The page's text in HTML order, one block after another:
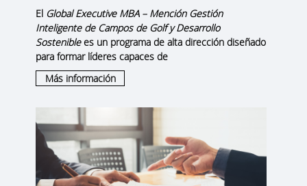
El Global Executive MBA – Mención Gestión
Inteligente de Campos de Golf y Desarrollo
Sosteniblees un programa de alta dirección diseñado
para formar líderes capaces de
Más información